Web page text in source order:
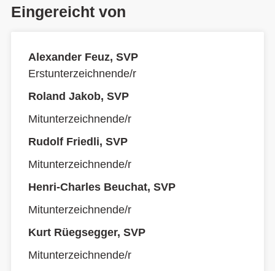
Eingereicht von
Alexander Feuz, SVP
Erstunterzeichnende/r
Roland Jakob, SVP
Mitunterzeichnende/r
Rudolf Friedli, SVP
Mitunterzeichnende/r
Henri-Charles Beuchat, SVP
Mitunterzeichnende/r
Kurt Rüegsegger, SVP
Mitunterzeichnende/r